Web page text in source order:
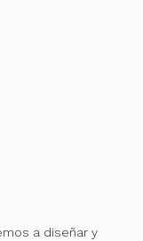
a diseñar y